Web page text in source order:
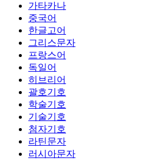
가타카나
중국어
한글고어
그리스문자
프랑스어
독일어
히브리어
괄호기호
학술기호
기술기호
첨자기호
라틴문자
러시아문자